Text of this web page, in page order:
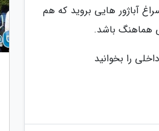
آباژور هایی بروید که هم
هماهنگ باشد.
را بخوانید